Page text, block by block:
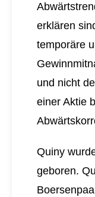
erklären
temporäre
und nicht
einer Aktie
Quiny
geboren.